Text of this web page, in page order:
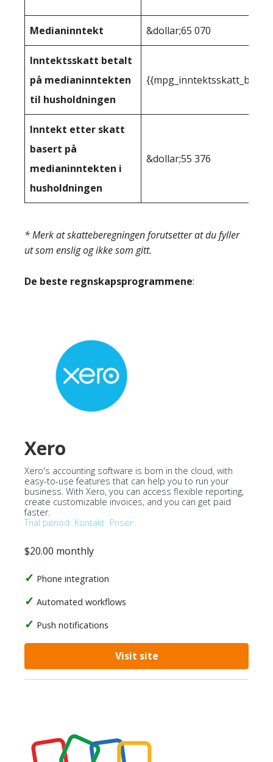
Medianinntekt &dollar;65 070
Inntektsskatt betalt
på medianinntekten
til husholdningen
Inntekt etter skatt
basert på
medianinntekten i
husholdningen
&dollar;55 376
* Merk at skatteberegningen forutsetter at du fyller
ut som enslig og ikke som gitt.
De beste regnskapsprogrammene:
Xero
Xero's accounting software is born in the cloud, with
easy-to-use features that can help you to run your
business. With Xero, you can access flexible reporting,
create customizable invoices, and you can get paid
faster.
Trial period Kontakt Priser
$20.00 monthly
Phone integration
Automated workflows
Push notifications
Visit site